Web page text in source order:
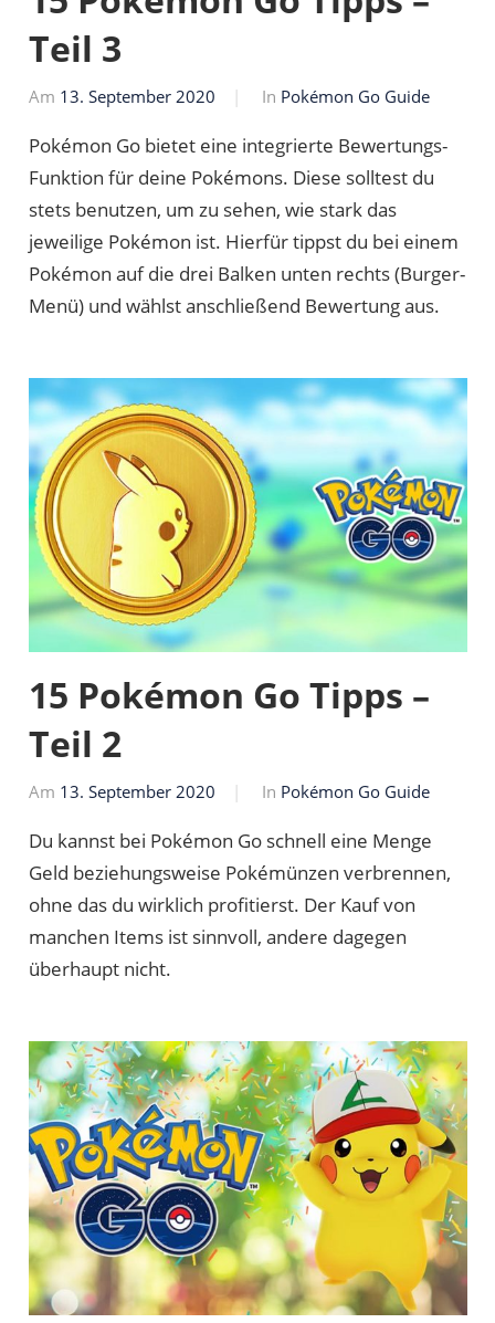
Teil 3
Am 13. September 2020
Von
In Pokémon Go Guide
Pokémon Go bietet eine integrierte Bewertungs-
Funktion für deine Pokémons. Diese solltest du
stets benutzen, um zu sehen, wie stark das
jeweilige Pokémon ist. Hierfür tippst du bei einem
Pokémon auf die drei Balken unten rechts (Burger-
Menü) und wählst anschließend Bewertung aus.
15 Pokémon Go Tipps –
Teil 2
Am 13. September 2020
Von
In Pokémon Go Guide
Du kannst bei Pokémon Go schnell eine Menge
Geld beziehungsweise Pokémünzen verbrennen,
ohne das du wirklich profitierst. Der Kauf von
manchen Items ist sinnvoll, andere dagegen
überhaupt nicht.